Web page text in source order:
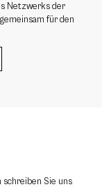
Netzwerks der
für den
Sie uns